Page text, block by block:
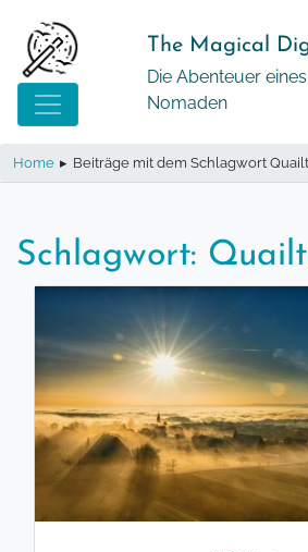
zum
Inhalt
The Magical
Die Abenteuer
Nomaden
Home ▸ Beiträge mit dem Schlagwort
Schlagwort: